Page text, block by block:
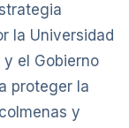
la Universidad
y el Gobierno
proteger la
y